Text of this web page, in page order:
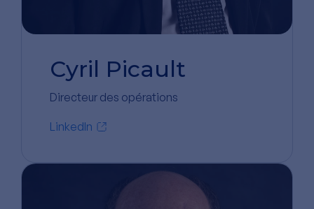
Cyril Picault
Directeur des opérations
LinkedIn